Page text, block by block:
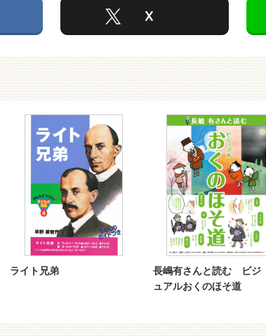
ライト兄弟
長嶋有さんと読む ビジ
ュアルおくのほそ道